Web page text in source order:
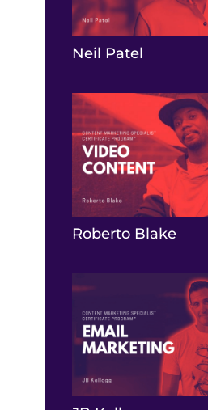
Neil Patel
Roberto Blake